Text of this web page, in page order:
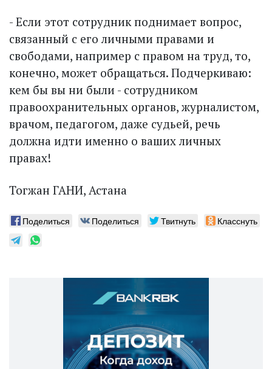
- Если этот сотрудник поднимает вопрос,
связанный с его личными правами и
свободами, например с правом на труд, то,
конечно, может обращаться. Подчеркиваю:
кем бы вы ни были - сотрудником
правоохранительных органов, журналистом,
врачом, педагогом, даже судьей, речь
должна идти именно о ваших личных
правах!
Тогжан ГАНИ, Астана
Поделиться Поделиться Твитнуть Класснуть